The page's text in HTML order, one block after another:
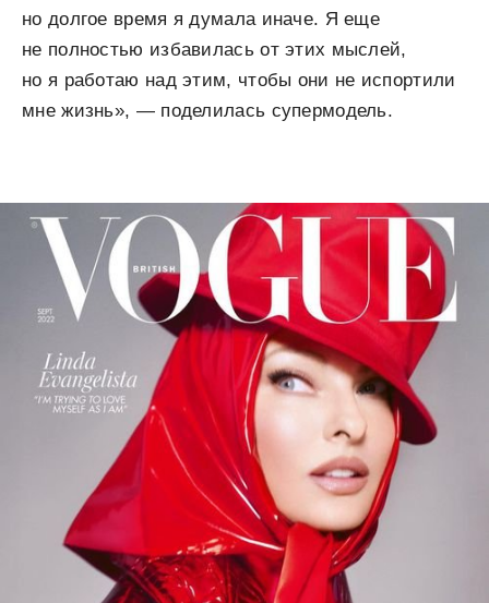
но долгое время я думала иначе. Я еще
не полностью избавилась от этих мыслей,
но я работаю над этим, чтобы они не испортили
мне жизнь», — поделилась супермодель.